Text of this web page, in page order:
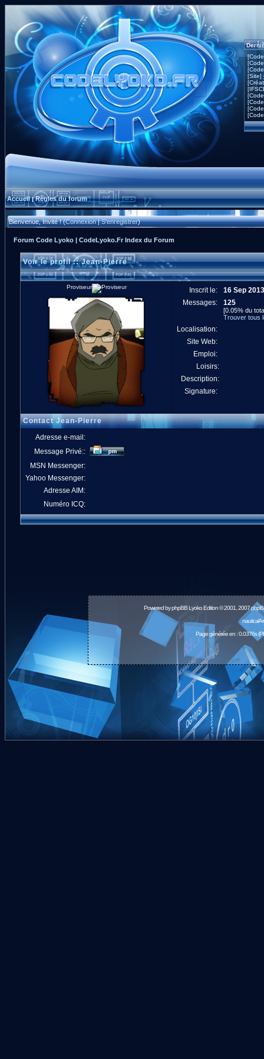
[Site]
Accueil|Règles du forum
Bienvenue, Invité ! (Connexion|S'enregistrer)
Forum Code Lyoko | CodeLyoko.Fr Index du Forum
Voir le profil :: Jean-Pierre
Proviseur Inscrit le:
16 Sep 2013
Messages:
125
[0.05% du
Trouver tous
Localisation:
Site Web:
Emploi:
Loisirs:
Description:
Signature:
Contact Jean-Pierre
Adresse e-mail:
Message Privé::
MSN Messenger:
Yahoo Messenger:
Adresse AIM:
Numéro ICQ:
Powered byphpBBLyoko Edition © 2001, 2007
Page générée en : 0.0376s